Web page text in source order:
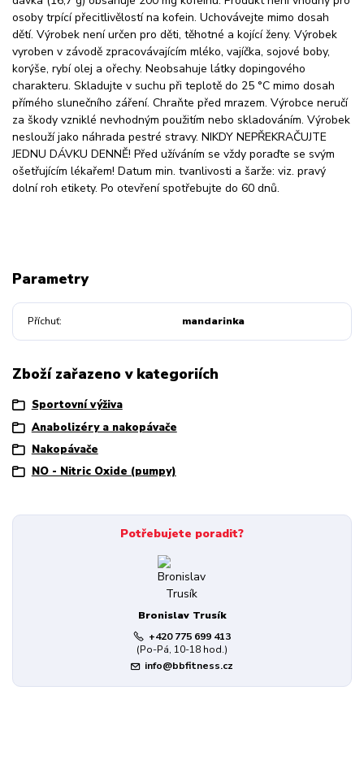
osoby trpící přecitlivělostí na kofein. Uchovávejte mimo dosah
dětí. Výrobek není určen pro děti, těhotné a kojící ženy. Výrobek
vyroben v závodě zpracovávajícím mléko, vajíčka, sojové boby,
korýše, rybí olej a ořechy. Neobsahuje látky dopingového
charakteru. Skladujte v suchu při teplotě do 25 °C mimo dosah
přímého slunečního záření. Chraňte před mrazem. Výrobce neručí
za škody vzniklé nevhodným použitím nebo skladováním. Výrobek
neslouží jako náhrada pestré stravy. NIKDY NEPŘEKRAČUJTE
JEDNU DÁVKU DENNĚ! Před užíváním se vždy poraďte se svým
ošetřujícím lékařem! Datum min. tvanlivosti a šarže: viz. pravý
dolní roh etikety. Po otevření spotřebujte do 60 dnů.
Parametry
Příchuť mandarinka
Zboží zařazeno v kategoriích
Sportovní výživa
Anabolizéry a nakopávače
Nakopávače
NO - Nitric Oxide (pumpy)
Potřebujete poradit?
Bronislav Trusík
+420 775 699 413
(Po-Pá, 10-18 hod.)
info@bbfitness.cz